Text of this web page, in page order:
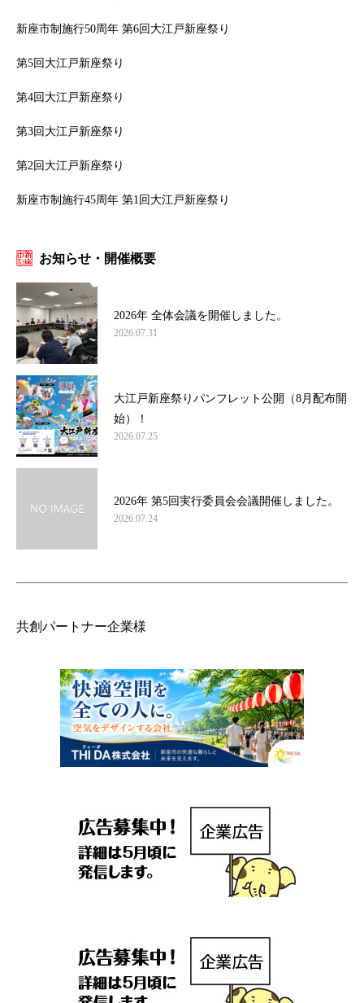
新座市制施行50周年 第6回大江戸新座祭り
第5回大江戸新座祭り
第4回大江戸新座祭り
第3回大江戸新座祭り
第2回大江戸新座祭り
新座市制施行45周年 第1回大江戸新座祭り
お知らせ・開催概要
2026年 全体会議を開催しました。
2026.07.31
大江戸新座祭りパンフレット公開（8月配布開
始）！
2026.07.25
2026年 第5回実行委員会会議開催しました。
2026.07.24
共創パートナー企業様